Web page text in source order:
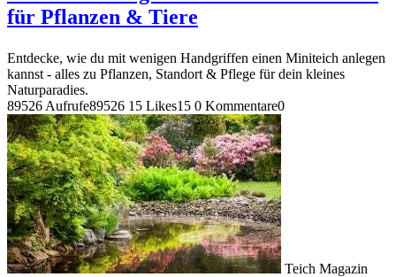
für Pflanzen & Tiere
Entdecke, wie du mit wenigen Handgriffen einen Miniteich anlegen
kannst - alles zu Pflanzen, Standort & Pflege für dein kleines
Naturparadies.
89526 Aufrufe89526 15 Likes15 0 Kommentare0
Teich Magazin